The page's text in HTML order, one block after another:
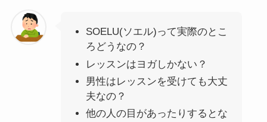
SOELU(ソエル)って実際のとこ
ろどうなの？
レッスンはヨガしかない？
男性はレッスンを受けても大丈
夫なの？
他の人の目があったりするとな